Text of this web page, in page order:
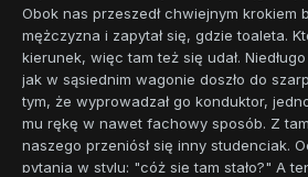
Obok nas przeszedł chwiejnym krokiem
mężczyzna i zapytał się, gdzie toaleta.
kierunek, więc tam też się udał.
jak w sąsiednim wagonie doszło do
tym, że wyprowadzał go konduktor,
mu rękę w nawet fachowy sposób. Z
naszego przeniósł się inny studenciak.
pytania w stylu: "cóż się tam stało?" A